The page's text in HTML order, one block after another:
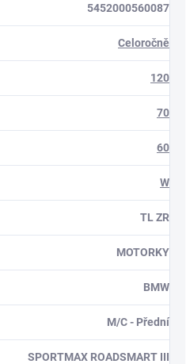
5452000560087
Celoročně
120
70
60
W
TL ZR
MOTORKY
BMW
M/C - Přední
SPORTMAX ROADSMART III